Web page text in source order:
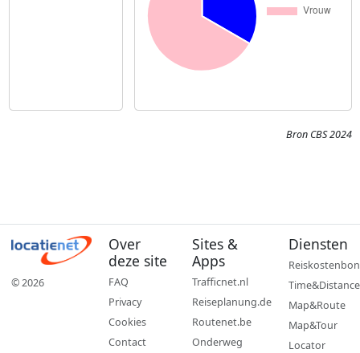
Bron CBS 2024
© 2026
Over
deze site
FAQ
Privacy
Cookies
Contact
Sites &
Apps
Trafficnet.nl
Reiseplanung.de
Routenet.be
Onderweg
Diensten
Reiskostenbon
Time&Distance
Map&Route
Map&Tour
Locator